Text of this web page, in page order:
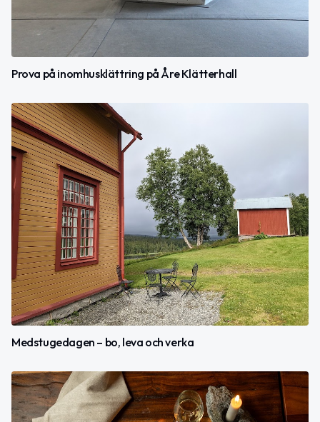
Prova på inomhusklättring på Åre Klätterhall
Medstugedagen – bo, leva och verka